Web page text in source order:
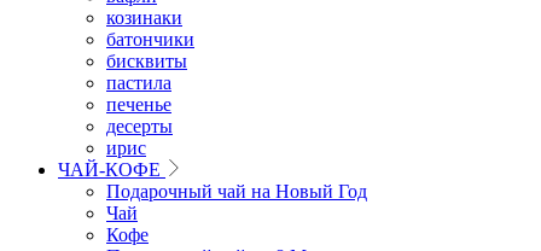
козинаки
батончики
бисквиты
пастила
печенье
десерты
ирис
ЧАЙ-КОФЕ
Подарочный чай на Новый Год
Чай
Кофе